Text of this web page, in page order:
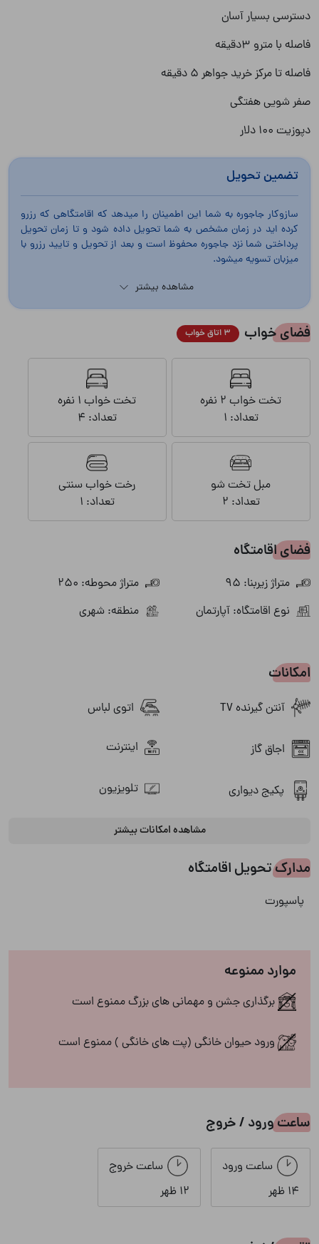
دسترسی بسیار آسان
فاصله با مترو 3دقیقه
فاصله تا مرکز خرید جواهر 5 دقیقه
صفر شویی هفتگی
دپوزیت 100 دلار
تضمین تحویل
سازوکار جاجوره به شما این اطمینان را میدهد که اقامتگاهی که رزرو
کرده اید در زمان مشخص به شما تحویل داده شود و تا زمان تحویل
پرداختی شما نزد جاجوره محفوظ است و بعد از تحویل و تایید رزرو با
میزبان تسویه میشود.
مشاهده بیشتر
فضای خواب 3 اتاق خواب
تخت خواب 2 نفره
تعداد: 1
تخت خواب 1 نفره
تعداد: 4
مبل تخت شو
تعداد: 2
رخت خواب سنتی
تعداد: 1
فضای اقامتگاه
متراژ زیربنا: 95
متراژ محوطه: 250
نوع اقامتگاه: آپارتمان
منطقه: شهری
امکانات
آنتن گیرنده TV اتوی لباس
اجاق گاز اینترنت
پکیج دیواری تلویزیون
سشوار
شوفاژ
مبلمان میز ناهارخوری
یخچال
ایرانی
چشم انداز
مشاهده امکانات بیشتر
مدارک تحویل اقامتگاه
پاسپورت
موارد ممنوعه
برگذاری جشن و مهمانی های بزرگ ممنوع است
ورود حیوان خانگی (پت های خانگی ) ممنوع است
ساعت ورود / خروج
ساعت ورود
14 ظهر
ساعت خروج
12 ظهر